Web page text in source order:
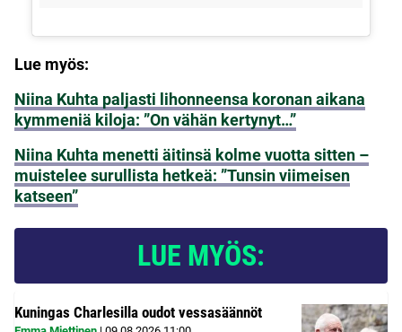
Lue myös:
Niina Kuhta paljasti lihonneensa koronan aikana
kymmeniä kiloja: ”On vähän kertynyt…”
Niina Kuhta menetti äitinsä kolme vuotta sitten –
muistelee surullista hetkeä: ”Tunsin viimeisen
katseen”
LUE MYÖS:
Kuningas Charlesilla oudot vessasäännöt